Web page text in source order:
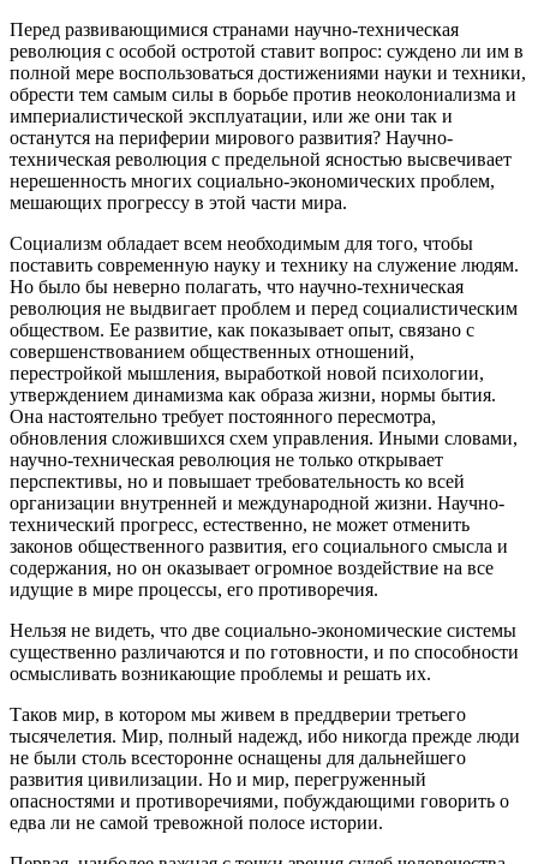
Перед развивающимися странами научно-техническая
революция с особой остротой ставит вопрос: суждено ли им в
полной мере воспользоваться достижениями науки и техники,
обрести тем самым силы в борьбе против неоколониализма и
империалистической эксплуатации, или же они так и
останутся на периферии мирового развития? Научно-
техническая революция с предельной ясностью высвечивает
нерешенность многих социально-экономических проблем,
мешающих прогрессу в этой части мира.
Социализм обладает всем необходимым для того, чтобы
поставить современную науку и технику на служение людям.
Но было бы неверно полагать, что научно-техническая
революция не выдвигает проблем и перед социалистическим
обществом. Ее развитие, как показывает опыт, связано с
совершенствованием общественных отношений,
перестройкой мышления, выработкой новой психологии,
утверждением динамизма как образа жизни, нормы бытия.
Она настоятельно требует постоянного пересмотра,
обновления сложившихся схем управления. Иными словами,
научно-техническая революция не только открывает
перспективы, но и повышает требовательность ко всей
организации внутренней и международной жизни. Научно-
технический прогресс, естественно, не может отменить
законов общественного развития, его социального смысла и
содержания, но он оказывает огромное воздействие на все
идущие в мире процессы, его противоречия.
Нельзя не видеть, что две социально-экономические системы
существенно различаются и по готовности, и по способности
осмысливать возникающие проблемы и решать их.
Таков мир, в котором мы живем в преддверии третьего
тысячелетия. Мир, полный надежд, ибо никогда прежде люди
не были столь всесторонне оснащены для дальнейшего
развития цивилизации. Но и мир, перегруженный
опасностями и противоречиями, побуждающими говорить о
едва ли не самой тревожной полосе истории.